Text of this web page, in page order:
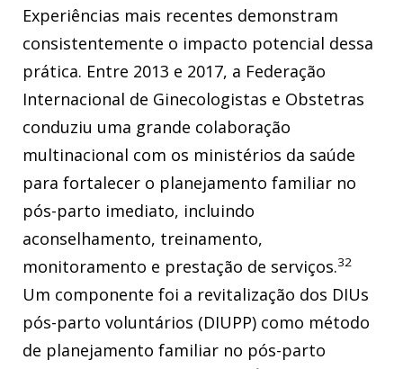
Experiências mais recentes demonstram
consistentemente o impacto potencial dessa
prática. Entre 2013 e 2017, a Federação
Internacional de Ginecologistas e Obstetras
conduziu uma grande colaboração
multinacional com os ministérios da saúde
para fortalecer o planejamento familiar no
pós-parto imediato, incluindo
aconselhamento, treinamento,
monitoramento e prestação de serviços.32
Um componente foi a revitalização dos DIUs
pós-parto voluntários (DIUPP) como método
de planejamento familiar no pós-parto